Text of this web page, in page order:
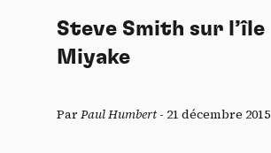
Steve Smith sur l’île
Miyake
ParPaul Humbert- 21 décembre 2015